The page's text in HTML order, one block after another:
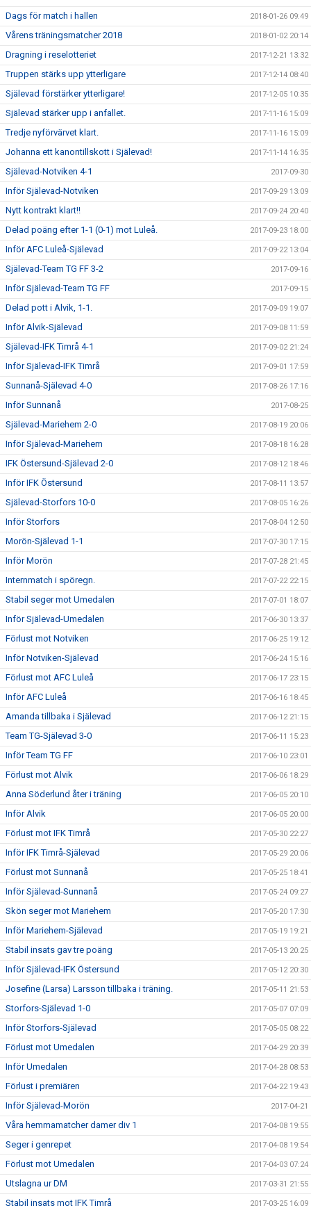
Dags för match i hallen 2018-01-26 09:49
Vårens träningsmatcher 2018 2018-01-02 20:14
Dragning i reselotteriet 2017-12-21 13:32
Truppen stärks upp ytterligare 2017-12-14 08:40
Själevad förstärker ytterligare! 2017-12-05 10:35
Själevad stärker upp i anfallet. 2017-11-16 15:09
Tredje nyförvärvet klart. 2017-11-16 15:09
Johanna ett kanontillskott i Själevad! 2017-11-14 16:35
Själevad-Notviken 4-1 2017-09-30
Inför Själevad-Notviken 2017-09-29 13:09
Nytt kontrakt klart!! 2017-09-24 20:40
Delad poäng efter 1-1 (0-1) mot Luleå. 2017-09-23 18:00
Inför AFC Luleå-Själevad 2017-09-22 13:04
Själevad-Team TG FF 3-2 2017-09-16
Inför Själevad-Team TG FF 2017-09-15
Delad pott i Alvik, 1-1. 2017-09-09 19:07
Inför Alvik-Själevad 2017-09-08 11:59
Själevad-IFK Timrå 4-1 2017-09-02 21:24
Inför Själevad-IFK Timrå 2017-09-01 17:59
Sunnanå-Själevad 4-0 2017-08-26 17:16
Inför Sunnanå 2017-08-25
Själevad-Mariehem 2-0 2017-08-19 20:06
Inför Själevad-Mariehem 2017-08-18 16:28
IFK Östersund-Själevad 2-0 2017-08-12 18:46
Inför IFK Östersund 2017-08-11 13:57
Själevad-Storfors 10-0 2017-08-05 16:26
Inför Storfors 2017-08-04 12:50
Morön-Själevad 1-1 2017-07-30 17:15
Inför Morön 2017-07-28 21:45
Internmatch i spöregn. 2017-07-22 22:15
Stabil seger mot Umedalen 2017-07-01 18:07
Inför Själevad-Umedalen 2017-06-30 13:37
Förlust mot Notviken 2017-06-25 19:12
Inför Notviken-Själevad 2017-06-24 15:16
Förlust mot AFC Luleå 2017-06-17 23:15
Inför AFC Luleå 2017-06-16 18:45
Amanda tillbaka i Själevad 2017-06-12 21:15
Team TG-Själevad 3-0 2017-06-11 15:23
Inför Team TG FF 2017-06-10 23:01
Förlust mot Alvik 2017-06-06 18:29
Anna Söderlund åter i träning 2017-06-05 20:10
Inför Alvik 2017-06-05 20:00
Förlust mot IFK Timrå 2017-05-30 22:27
Inför IFK Timrå-Själevad 2017-05-29 20:06
Förlust mot Sunnanå 2017-05-25 18:41
Inför Själevad-Sunnanå 2017-05-24 09:27
Skön seger mot Mariehem 2017-05-20 17:30
Inför Mariehem-Själevad 2017-05-19 19:21
Stabil insats gav tre poäng 2017-05-13 20:25
Inför Själevad-IFK Östersund 2017-05-12 20:30
Josefine (Larsa) Larsson tillbaka i träning. 2017-05-11 21:53
Storfors-Själevad 1-0 2017-05-07 07:09
Inför Storfors-Själevad 2017-05-05 08:22
Förlust mot Umedalen 2017-04-29 20:39
Inför Umedalen 2017-04-28 08:53
Förlust i premiären 2017-04-22 19:43
Inför Själevad-Morön 2017-04-21
Våra hemmamatcher damer div 1 2017-04-08 19:55
Seger i genrepet 2017-04-08 19:54
Förlust mot Umedalen 2017-04-03 07:24
Utslagna ur DM 2017-03-31 21:55
Stabil insats mot IFK Timrå 2017-03-25 16:09